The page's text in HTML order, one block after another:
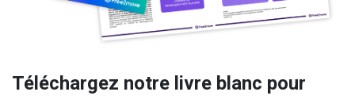
Téléchargez notre livre blanc pour